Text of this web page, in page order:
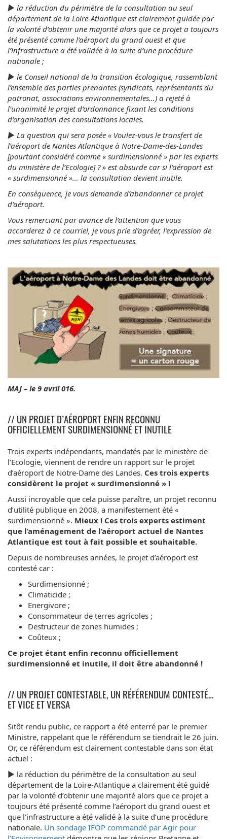
► la réduction du périmètre de la consultation au seul
département de la Loire-Atlantique est clairement guidée par
la volonté d’obtenir une majorité alors que ce projet a toujours
été présenté comme l’aéroport du grand ouest et que
l’infrastructure a été validée à la suite d’une procédure
nationale ;
► le Conseil national de la transition écologique, rassemblant
l’ensemble des parties prenantes (syndicats, représentants du
patronat, associations environnementales…) a rejeté à
l’unanimité le projet d’ordonnance fixant les conditions
d’organisation des consultations locales.
► La question qui sera posée « Voulez-vous le transfert de
l’aéroport de Nantes Atlantique à Notre-Dame-des-Landes
[pourtant considéré comme « surdimensionné » par les experts
du ministère de l’Ecologie] ? » est absurde car si l’aéroport est
« surdimensionné »… la consultation devient inutile.
En conséquence, je vous demande d’abandonner ce projet
d’aéroport.
Vous remerciant par avance de l’attention que vous
accorderez à ce courriel, je vous prie d’agréer, l’expression de
mes salutations les plus respectueuses.
MAJ – le 9 avril 016.
// UN PROJET D’AÉROPORT ENFIN RECONNU
OFFICIELLEMENT SURDIMENSIONNÉ ET INUTILE
Trois experts indépendants, mandatés par le ministère de
l’Ecologie, viennent de rendre un rapport sur le projet
d’aéroport de Notre-Dame des Landes. Ces trois experts
considèrent le projet « surdimensionné » !
Aussi incroyable que cela puisse paraître, un projet reconnu
d’utilité publique en 2008, a manifestement été «
surdimensionné ». Mieux ! Ces trois experts estiment
que l’aménagement de l’aéroport actuel de Nantes
Atlantique est tout à fait possible et souhaitable.
Depuis de nombreuses années, le projet d’aéroport est
contesté car :
Surdimensionné ;
Climaticide ;
Energivore ;
Consommateur de terres agricoles ;
Destructeur de zones humides ;
Coûteux ;
Ce projet étant enfin reconnu officiellement
surdimensionné et inutile, il doit être abandonné !
// UN PROJET CONTESTABLE, UN RÉFÉRENDUM CONTESTÉ…
ET VICE ET VERSA
Sitôt rendu public, ce rapport a été enterré par le premier
Ministre, rappelant que le référendum se tiendrait le 26 juin.
Or, ce référendum est clairement contestable dans son état
actuel :
► la réduction du périmètre de la consultation au seul
département de la Loire-Atlantique a clairement été guidé
par la volonté d’obtenir une majorité alors que ce projet a
toujours été présenté comme l’aéroport du grand ouest et
que l’infrastructure a été validé à la suite d’une procédure
nationale. Un sondage IFOP commandé par Agir pour